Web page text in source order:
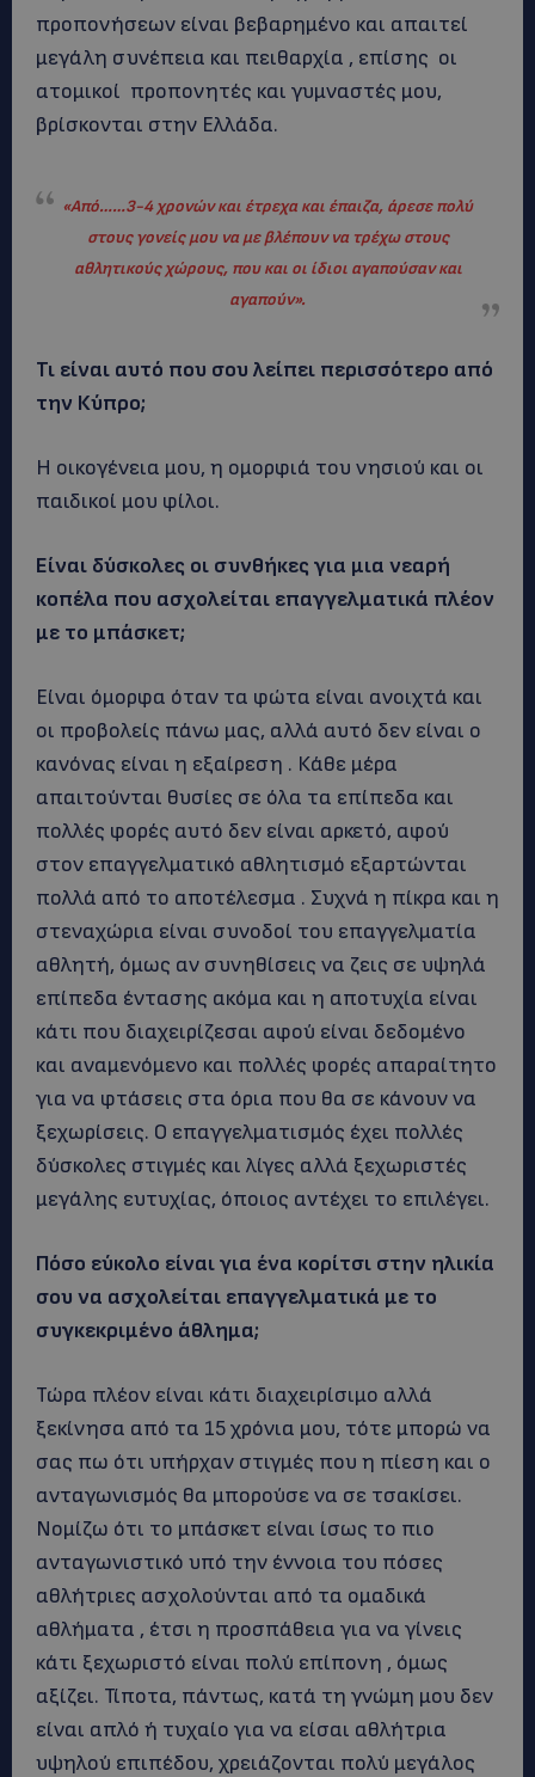
προπονήσεων είναι βεβαρημένο και απαιτεί
μεγάλη συνέπεια και πειθαρχία , επίσης οι
ατομικοί προπονητές και γυμναστές μου,
βρίσκονται στην Ελλάδα.
«Από……3-4 χρονών και έτρεχα και έπαιζα, άρεσε πολύ
στους γονείς μου να με βλέπουν να τρέχω στους
αθλητικούς χώρους, που και οι ίδιοι αγαπούσαν και
αγαπούν».
Τι είναι αυτό που σου λείπει περισσότερο από
την Κύπρο;
Η οικογένεια μου, η ομορφιά του νησιού και οι
παιδικοί μου φίλοι.
Είναι δύσκολες οι συνθήκες για μια νεαρή
κοπέλα που ασχολείται επαγγελματικά πλέον
με το μπάσκετ;
Είναι όμορφα όταν τα φώτα είναι ανοιχτά και
οι προβολείς πάνω μας, αλλά αυτό δεν είναι ο
κανόνας είναι η εξαίρεση . Κάθε μέρα
απαιτούνται θυσίες σε όλα τα επίπεδα και
πολλές φορές αυτό δεν είναι αρκετό, αφού
στον επαγγελματικό αθλητισμό εξαρτώνται
πολλά από το αποτέλεσμα . Συχνά η πίκρα και η
στεναχώρια είναι συνοδοί του επαγγελματία
αθλητή, όμως αν συνηθίσεις να ζεις σε υψηλά
επίπεδα έντασης ακόμα και η αποτυχία είναι
κάτι που διαχειρίζεσαι αφού είναι δεδομένο
και αναμενόμενο και πολλές φορές απαραίτητο
για να φτάσεις στα όρια που θα σε κάνουν να
ξεχωρίσεις. Ο επαγγελματισμός έχει πολλές
δύσκολες στιγμές και λίγες αλλά ξεχωριστές
μεγάλης ευτυχίας, όποιος αντέχει το επιλέγει.
Πόσο εύκολο είναι για ένα κορίτσι στην ηλικία
σου να ασχολείται επαγγελματικά με το
συγκεκριμένο άθλημα;
Τώρα πλέον είναι κάτι διαχειρίσιμο αλλά
ξεκίνησα από τα 15 χρόνια μου, τότε μπορώ να
σας πω ότι υπήρχαν στιγμές που η πίεση και ο
ανταγωνισμός θα μπορούσε να σε τσακίσει.
Νομίζω ότι το μπάσκετ είναι ίσως το πιο
ανταγωνιστικό υπό την έννοια του πόσες
αθλήτριες ασχολούνται από τα ομαδικά
αθλήματα , έτσι η προσπάθεια για να γίνεις
κάτι ξεχωριστό είναι πολύ επίπονη , όμως
αξίζει. Τίποτα, πάντως, κατά τη γνώμη μου δεν
είναι απλό ή τυχαίο για να είσαι αθλήτρια
υψηλού επιπέδου, χρειάζονται πολύ μεγάλος